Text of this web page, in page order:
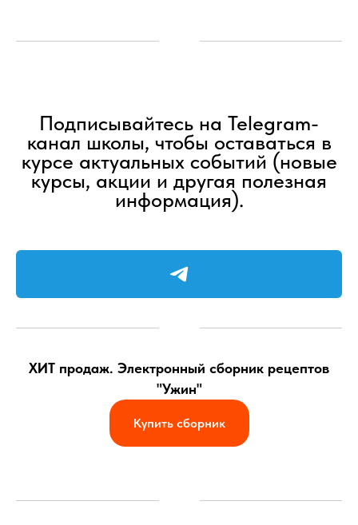
Подписывайтесь на Telegram-
канал школы, чтобы оставаться в
курсе актуальных событий (новые
курсы, акции и другая полезная
информация).
ХИТ продаж. Электронный сборник рецептов
"Ужин"
Купить сборник